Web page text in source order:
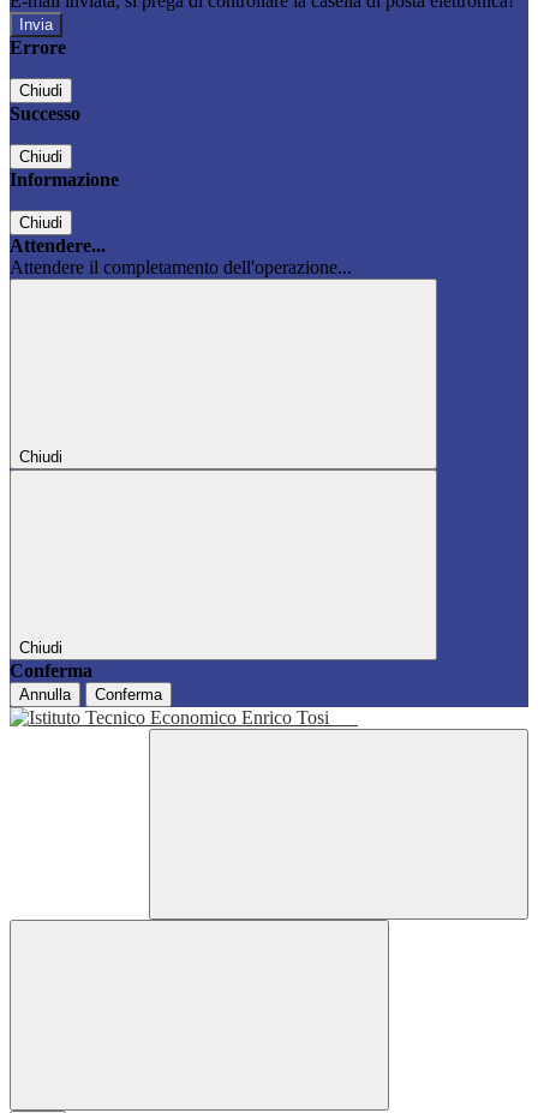
Errore
Chiudi
Successo
Chiudi
Informazione
Chiudi
Attendere...
Attendere il completamento dell'operazione...
Chiudi
Chiudi
Conferma
Annulla Conferma